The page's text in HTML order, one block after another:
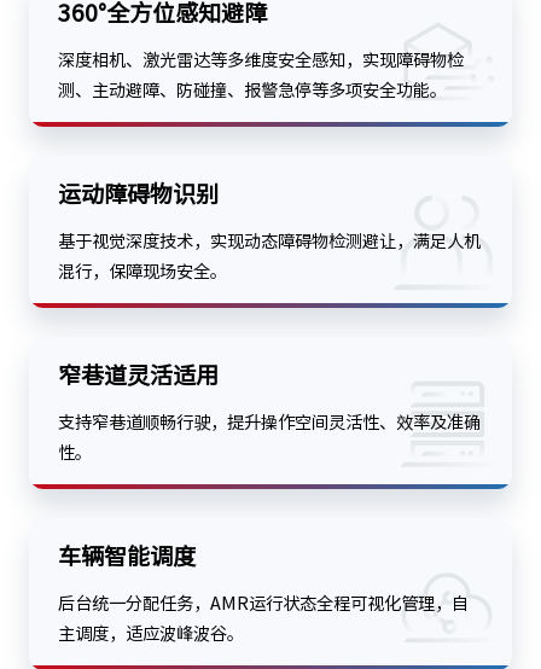
360°全方位感知避障
深度相机、激光雷达等多维度安全感知，实现障碍物检
测、主动避障、防碰撞、报警急停等多项安全功能。
运动障碍物识别
基于视觉深度技术，实现动态障碍物检测避让，满足人机
混行，保障现场安全。
窄巷道灵活适用
支持窄巷道顺畅行驶，提升操作空间灵活性、效率及准确
性。
车辆智能调度
后台统一分配任务，AMR运行状态全程可视化管理，自
主调度，适应波峰波谷。